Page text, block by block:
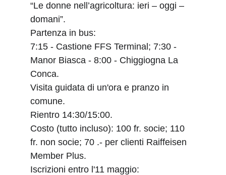
“Le donne nell’agricoltura: ieri – oggi –
domani”.
Partenza in bus:
7:15 - Castione FFS Terminal; 7:30 -
Manor Biasca - 8:00 - Chiggiogna La
Conca.
Visita guidata di un'ora e pranzo in
comune.
Rientro 14:30/15:00.
Costo (tutto incluso): 100 fr. socie; 110
fr. non socie; 70 .- per clienti Raiffeisen
Member Plus.
Iscrizioni entro l'11 maggio: